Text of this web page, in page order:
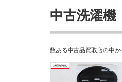
中古洗濯機
数ある中古品買取店の中